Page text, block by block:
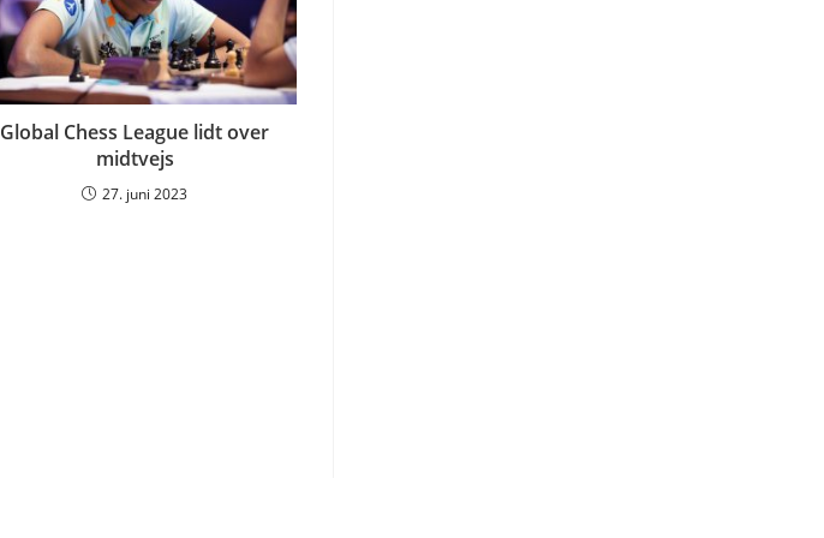
Global Chess League lidt over
midtvejs
27. juni 2023